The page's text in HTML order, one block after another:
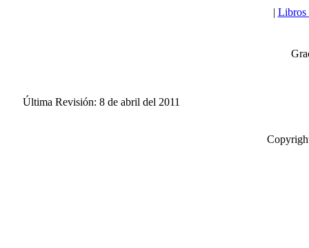
| Libros
Última Revisión: 8 de abril del 2011